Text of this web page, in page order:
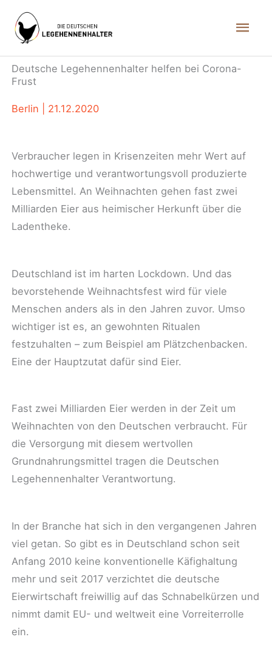
Inhalt
springen
Deutsche Legehennenhalter helfen bei Corona-
Frust
Berlin | 21.12.2020
Verbraucher legen in Krisenzeiten mehr Wert auf
hochwertige und verantwortungsvoll produzierte
Lebensmittel. An Weihnachten gehen fast zwei
Milliarden Eier aus heimischer Herkunft über die
Ladentheke.
Deutschland ist im harten Lockdown. Und das
bevorstehende Weihnachtsfest wird für viele
Menschen anders als in den Jahren zuvor. Umso
wichtiger ist es, an gewohnten Ritualen
festzuhalten – zum Beispiel am Plätzchenbacken.
Eine der Hauptzutat dafür sind Eier.
Fast zwei Milliarden Eier werden in der Zeit um
Weihnachten von den Deutschen verbraucht. Für
die Versorgung mit diesem wertvollen
Grundnahrungsmittel tragen die Deutschen
Legehennenhalter Verantwortung.
In der Branche hat sich in den vergangenen Jahren
viel getan. So gibt es in Deutschland schon seit
Anfang 2010 keine konventionelle Käfighaltung
mehr und seit 2017 verzichtet die deutsche
Eierwirtschaft freiwillig auf das Schnabelkürzen und
nimmt damit EU- und weltweit eine Vorreiterrolle
ein.